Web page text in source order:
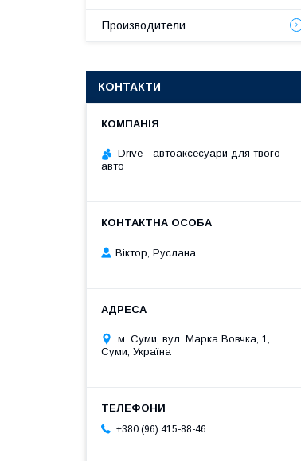
Производители
КОНТАКТИ
Drive - автоаксесуари для твого
авто
Віктор, Руслана
м. Суми, вул. Марка Вовчка, 1,
Суми, Україна
+380 (96) 415-88-46